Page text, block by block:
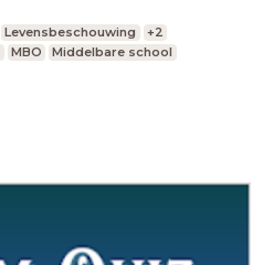
Levensbeschouwing
+2
MBO Middelbare school